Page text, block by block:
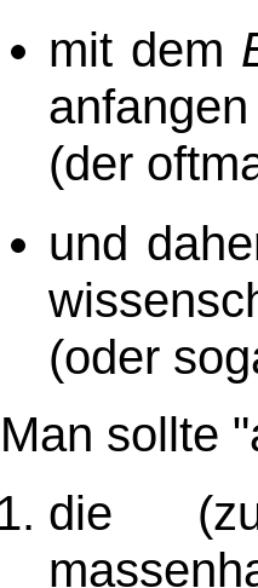
mit dem
anfangen
(der
und
(oder
Man sollte
die